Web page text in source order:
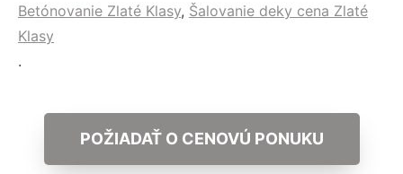
Betónovanie Zlaté Klasy, Šalovanie deky cena Zlaté
Klasy
.
POŽIADAŤ O CENOVÚ PONUKU